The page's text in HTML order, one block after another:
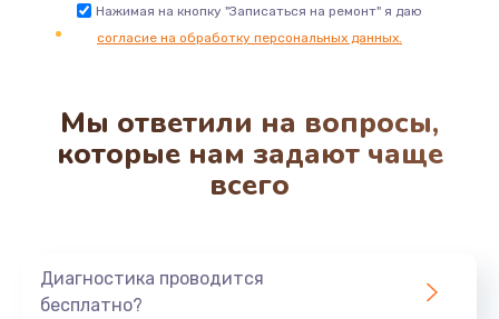
Ремонт микросхемы NFC
1100 руб.
Замена разъема наушников
550 руб.
1100 руб.
Нажимая на кнопку "Записаться на ремонт" я даю
согласие на обработку персональных данных.
Мы ответили на вопросы,
которые нам задают чаще
всего
Диагностика проводится
бесплатно?